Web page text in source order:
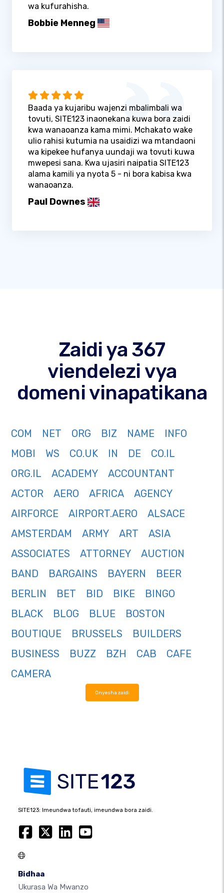
wa kufurahisha.
Bobbie Menneg
Baada ya kujaribu wajenzi mbalimbali wa
tovuti, SITE123 inaonekana kuwa bora zaidi
kwa wanaoanza kama mimi. Mchakato wake
ulio rahisi kutumia na usaidizi wa mtandaoni
wa kipekee hufanya uundaji wa tovuti kuwa
mwepesi sana. Kwa ujasiri naipatia SITE123
alama kamili ya nyota 5 - ni bora kabisa kwa
wanaoanza.
Paul Downes
Zaidi ya 367
viendelezi vya
domeni vinapatikana
COM NET ORG BIZ NAME
INFO
MOBI
WS CO.UK IN DE
CO.IL
ORG.IL
ACADEMY
ACCOUNTANT
ACTOR
AERO AFRICA
AGENCY
AIRFORCE
AIRPORT.AERO
ALSACE
AMSTERDAM
ARMY ART
ASIA
ASSOCIATES
ATTORNEY
AUCTION
BAND
BARGAINS BAYERN
BEER
BERLIN
BET BID BIKE
BINGO
BLACK
BLOG BLUE
BOSTON
BOUTIQUE
BRUSSELS
BUILDERS
BUSINESS
BUZZ BZH CAB
CAFE
CAMERA
Onyesha zaidi
SITE123: Imeundwa tofauti, imeundwa bora zaidi.
Bidhaa
Ukurasa Wa Mwanzo